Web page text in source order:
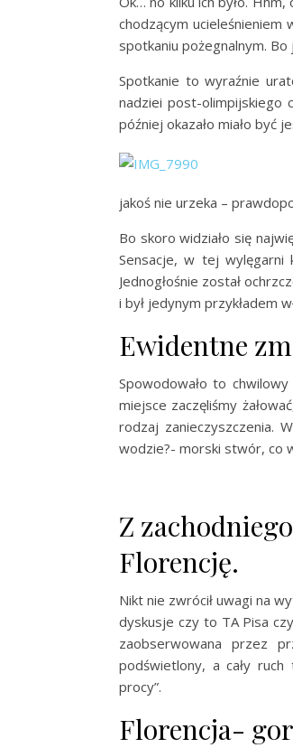
chodzącym ucieleśnieniem
spotkaniu pożegnalnym. Bo
Spotkanie to wyraźnie
nadziei post-olimpijskiego
później okazało miało być
jakoś nie urzeka –
Bo skoro widziało się
Sensacje, w tej wylęgarni
Jednogłośnie został
i był jedynym przykładem
Ewidentne
Spowodowało to
miejsce zaczęliśmy
rodzaj zanieczyszczenia.
wodzie?- morski stwór, co
Z
Florencję.
Nikt nie zwrócił uwagi na
dyskusje czy to TA Pisa
zaobserwowana przez
podświetlony, a cały
procy”.
Florencja-